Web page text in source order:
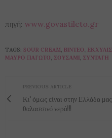
πηγή: www.govastileto.gr
TAGS: SOUR CREAM, ΒΊΝΤΕΟ,
ΜΑΎΡΟ ΠΑΓΩΤΌ, ΣΟΥΣΆΜΙ, ΣΥΝΤΑΓΉ
PREVIOUS ARTICLE
Κι' όμως είναι στην Ελλάδα
θαλασσινό νερό!!!